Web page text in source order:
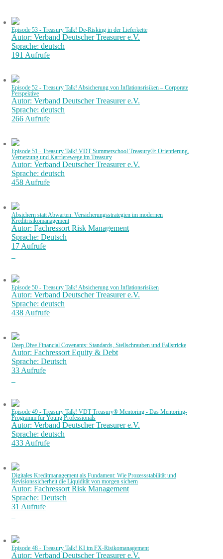
Episode 53 - Treasury Talk! De-Risking in der Lieferkette
Autor: Verband Deutscher Treasurer e.V.
Sprache: deutsch
191 Aufrufe
Episode 52 - Treasury Talk! Absicherung von Inflationsrisiken – Corporate
Perspektive
Autor: Verband Deutscher Treasurer e.V.
Sprache: deutsch
266 Aufrufe
Episode 51 - Treasury Talk! VDT Summerschool Treasury®: Orientierung,
Vernetzung und Karrierewege im Treasury
Autor: Verband Deutscher Treasurer e.V.
Sprache: deutsch
458 Aufrufe
Absichern statt Abwarten: Versicherungsstrategien im modernen
Kreditrisikomanagement
Autor: Fachressort Risk Management
Sprache: Deutsch
17 Aufrufe
Episode 50 - Treasury Talk! Absicherung von Inflationsrisiken
Autor: Verband Deutscher Treasurer e.V.
Sprache: deutsch
438 Aufrufe
Deep Dive Financial Covenants: Standards, Stellschrauben und Fallstricke
Autor: Fachressort Equity & Debt
Sprache: Deutsch
33 Aufrufe
Episode 49 - Treasury Talk! VDT Treasury® Mentoring - Das Mentoring-
Programm für Young Professionals
Autor: Verband Deutscher Treasurer e.V.
Sprache: deutsch
433 Aufrufe
Digitales Kreditmanagement als Fundament: Wie Prozessstabilität und
Revisionssicherheit die Liquidität von morgen sichern
Autor: Fachressort Risk Management
Sprache: Deutsch
31 Aufrufe
Episode 48 - Treasury Talk! KI im FX-Risikomanagement
Autor: Verband Deutscher Treasurer e.V.